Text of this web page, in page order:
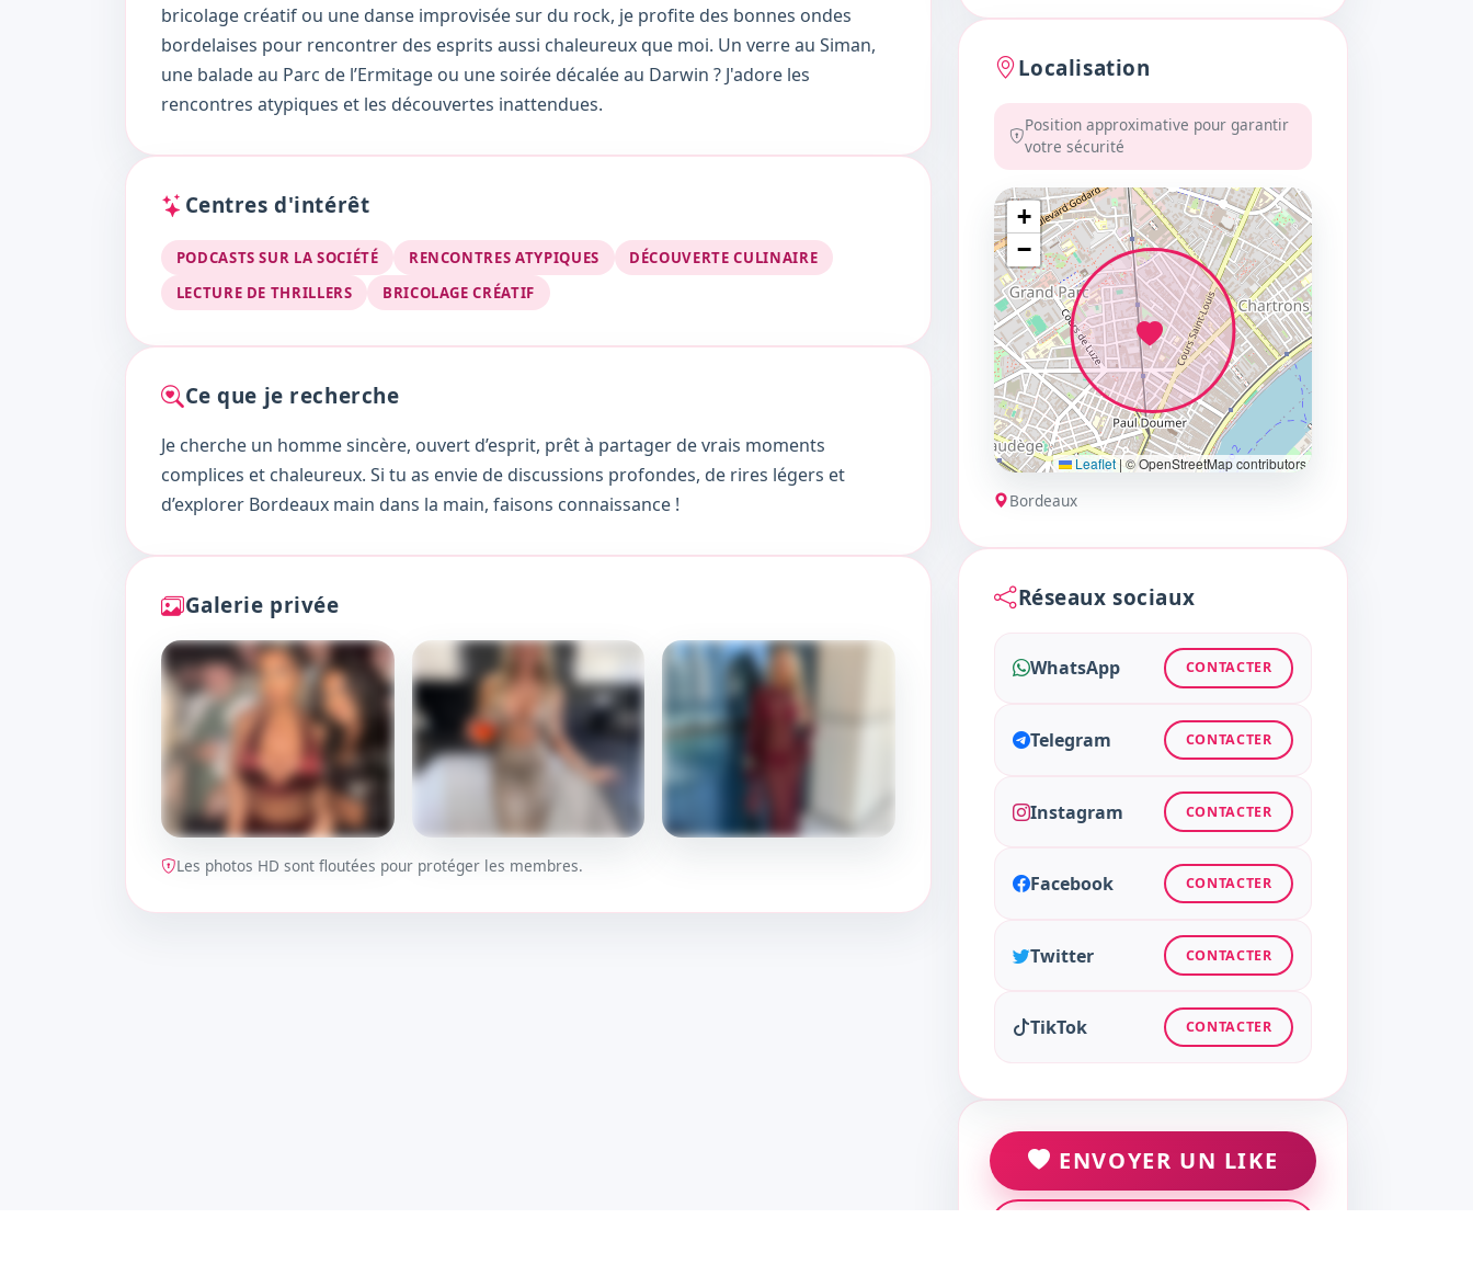
bricolage créatif ou une danse improvisée sur du rock, je profite des bonnes ondes
bordelaises pour rencontrer des esprits aussi chaleureux que moi. Un verre au Siman,
une balade au Parc de l’Ermitage ou une soirée décalée au Darwin ? J'adore les
rencontres atypiques et les découvertes inattendues.
Centres d'intérêt
PODCASTS SUR LA SOCIÉTÉ RENCONTRES ATYPIQUES
DÉCOUVERTE CULINAIRE
LECTURE DE THRILLERS
BRICOLAGE CRÉATIF
Ce que je recherche
Je cherche un homme sincère, ouvert d’esprit, prêt à partager de vrais moments
complices et chaleureux. Si tu as envie de discussions profondes, de rires légers et
d’explorer Bordeaux main dans la main, faisons connaissance !
Galerie privée
Les photos HD sont floutées pour protéger les membres.
Localisation
Position approximative pour garantir
votre sécurité
+
−
Leaflet |© OpenStreetMap contributors
Bordeaux
Réseaux sociaux
WhatsApp CONTACTER
Telegram CONTACTER
Instagram CONTACTER
Facebook CONTACTER
Twitter CONTACTER
TikTok CONTACTER
ENVOYER UN LIKE